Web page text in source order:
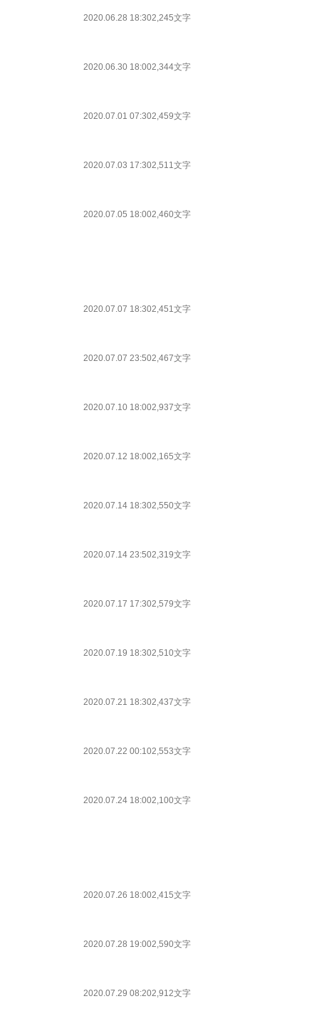
2020.06.28 18:302,245文字
2020.06.30 18:002,344文字
2020.07.01 07:302,459文字
2020.07.03 17:302,511文字
2020.07.05 18:002,460文字
2020.07.07 18:302,451文字
2020.07.07 23:502,467文字
2020.07.10 18:002,937文字
2020.07.12 18:002,165文字
2020.07.14 18:302,550文字
2020.07.14 23:502,319文字
2020.07.17 17:302,579文字
2020.07.19 18:302,510文字
2020.07.21 18:302,437文字
2020.07.22 00:102,553文字
2020.07.24 18:002,100文字
2020.07.26 18:002,415文字
2020.07.28 19:002,590文字
2020.07.29 08:202,912文字